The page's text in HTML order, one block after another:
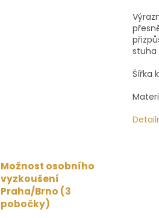
stuha
Šířka
Možnost osobního
vyzkoušení
Praha/Brno (3
pobočky)